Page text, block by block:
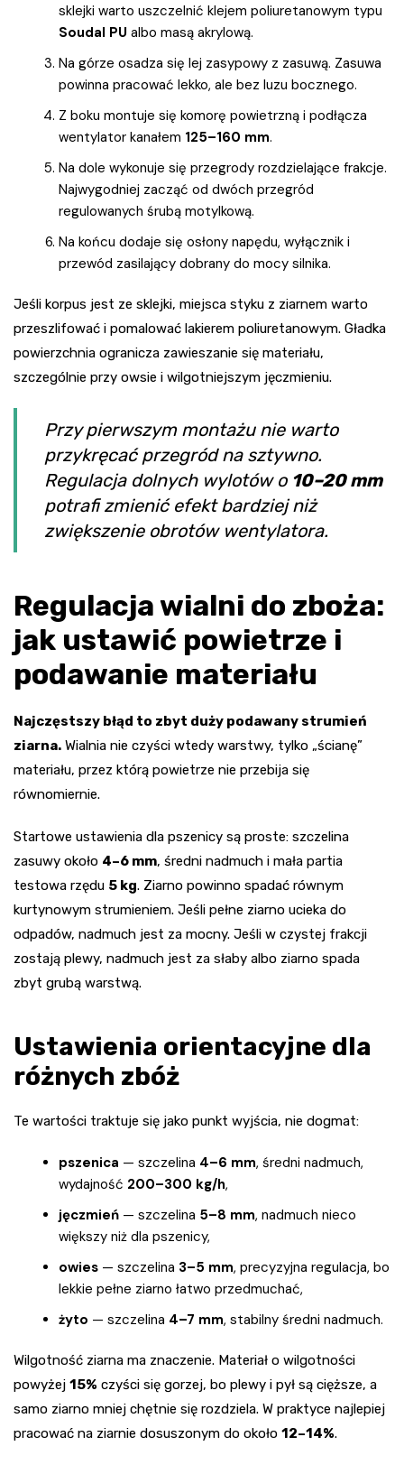
sklejki warto uszczelnić klejem poliuretanowym typu
Soudal PU albo masą akrylową.
Na górze osadza się lej zasypowy z zasuwą. Zasuwa
powinna pracować lekko, ale bez luzu bocznego.
Z boku montuje się komorę powietrzną i podłącza
wentylator kanałem 125–160 mm.
Na dole wykonuje się przegrody rozdzielające frakcje.
Najwygodniej zacząć od dwóch przegród
regulowanych śrubą motylkową.
Na końcu dodaje się osłony napędu, wyłącznik i
przewód zasilający dobrany do mocy silnika.
Jeśli korpus jest ze sklejki, miejsca styku z ziarnem warto
przeszlifować i pomalować lakierem poliuretanowym. Gładka
powierzchnia ogranicza zawieszanie się materiału,
szczególnie przy owsie i wilgotniejszym jęczmieniu.
Przy pierwszym montażu nie warto
przykręcać przegród na sztywno.
Regulacja dolnych wylotów o 10–20 mm
potrafi zmienić efekt bardziej niż
zwiększenie obrotów wentylatora.
Regulacja wialni do zboża:
jak ustawić powietrze i
podawanie materiału
Najczęstszy błąd to zbyt duży podawany strumień
ziarna. Wialnia nie czyści wtedy warstwy, tylko „ścianę”
materiału, przez którą powietrze nie przebija się
równomiernie.
Startowe ustawienia dla pszenicy są proste: szczelina
zasuwy około 4–6 mm, średni nadmuch i mała partia
testowa rzędu 5 kg. Ziarno powinno spadać równym
kurtynowym strumieniem. Jeśli pełne ziarno ucieka do
odpadów, nadmuch jest za mocny. Jeśli w czystej frakcji
zostają plewy, nadmuch jest za słaby albo ziarno spada
zbyt grubą warstwą.
Ustawienia orientacyjne dla
różnych zbóż
Te wartości traktuje się jako punkt wyjścia, nie dogmat:
pszenica — szczelina 4–6 mm, średni nadmuch,
wydajność 200–300 kg/h,
jęczmień — szczelina 5–8 mm, nadmuch nieco
większy niż dla pszenicy,
owies — szczelina 3–5 mm, precyzyjna regulacja, bo
lekkie pełne ziarno łatwo przedmuchać,
żyto — szczelina 4–7 mm, stabilny średni nadmuch.
Wilgotność ziarna ma znaczenie. Materiał o wilgotności
powyżej 15% czyści się gorzej, bo plewy i pył są cięższe, a
samo ziarno mniej chętnie się rozdziela. W praktyce najlepiej
pracować na ziarnie dosuszonym do około 12–14%.